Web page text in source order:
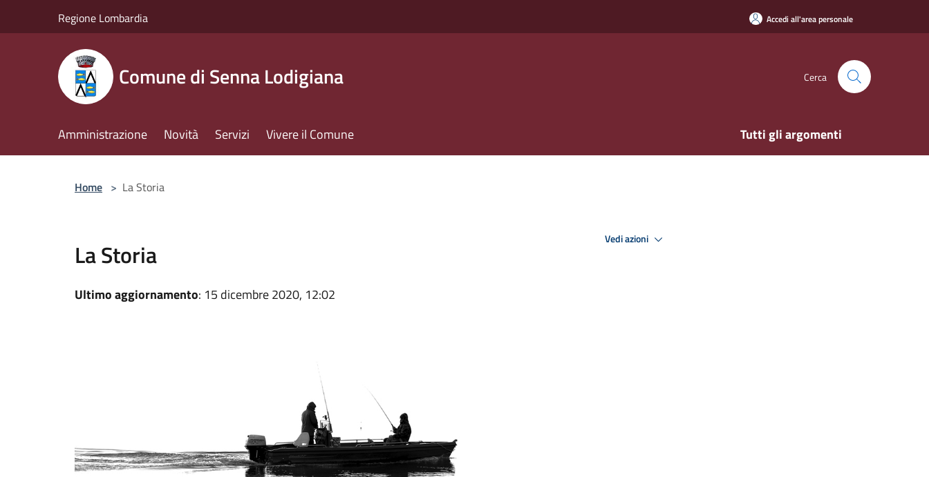
Regione Lombardia Accedi all'area personale
Comune di Senna Lodigiana Cerca
Amministrazione Novità Servizi Vivere il Comune Tutti gli argomenti
Home > La Storia
La Storia
Ultimo aggiornamento: 15 dicembre 2020, 12:02
Vedi azioni